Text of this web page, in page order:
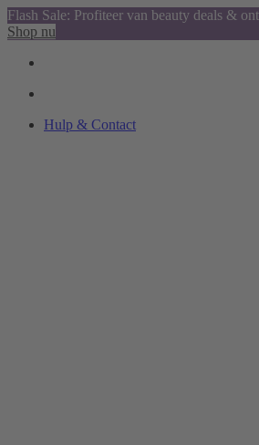
Flash Sale: Profiteer van beauty deals &
Shop nu
Hulp & Contact